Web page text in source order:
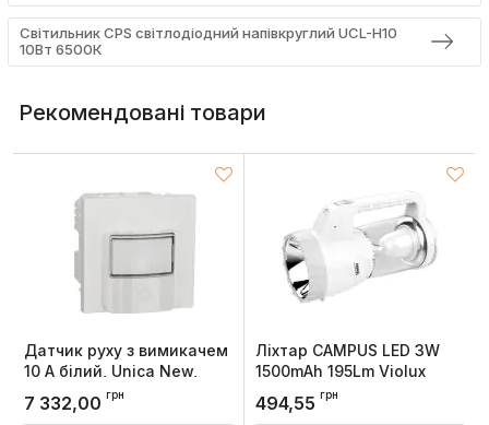
Світильник CPS світлодіодний напівкруглий UCL-H10
10Вт 6500К
Рекомендовані товари
Датчик руху з вимикачем
10 A білий, Unica New,
Schneider Electric
Артикул:
7 332,00 грн
Ліхтар CAMPUS LED 3W
1500mAh 195Lm Violux
Артикул:360202
494,55 грн